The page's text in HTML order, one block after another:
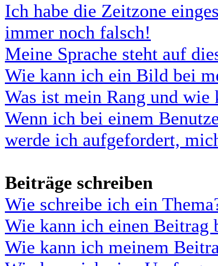
Ich habe die Zeitzone
immer noch falsch!
Meine Sprache steht auf
Wie kann ich ein Bild bei
Was ist mein Rang und wie
Wenn ich bei einem
werde ich aufgefordert,
Beiträge schreiben
Wie schreibe ich ein
Wie kann ich einen Beitrag
Wie kann ich meinem